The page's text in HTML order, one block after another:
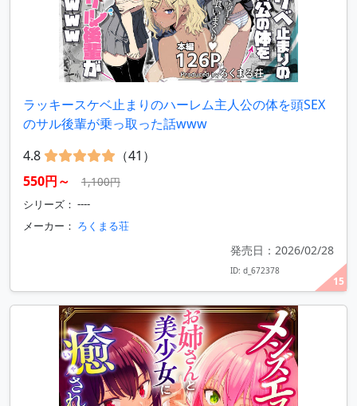
15
ラッキースケベ止まりのハーレム主人公の体を頭SEX
のサル後輩が乗っ取った話www
4.8
（41）
550円～
1,100円
シリーズ： ----
メーカー： ろくまる荘
発売日：2026/02/28
ID: d_672378